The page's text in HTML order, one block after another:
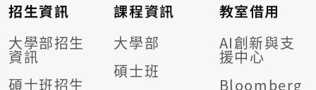
招生資訊
大學部招生
資訊
碩士班招生
課程資訊
大學部
碩士班
教室借用
AI創新與支
援中心
Bloomberg